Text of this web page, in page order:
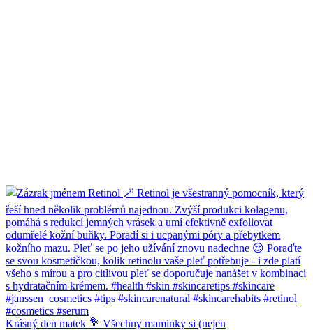
Krásný den matek 💐 Všechny maminky si (nejen